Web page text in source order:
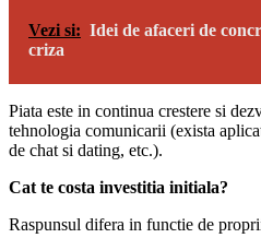
Vezi si: Idei de afaceri de
criza
Piata este in continua crestere si
tehnologia comunicarii (exista
de chat si dating, etc.).
Cat te costa investitia initiala?
Raspunsul difera in functie de